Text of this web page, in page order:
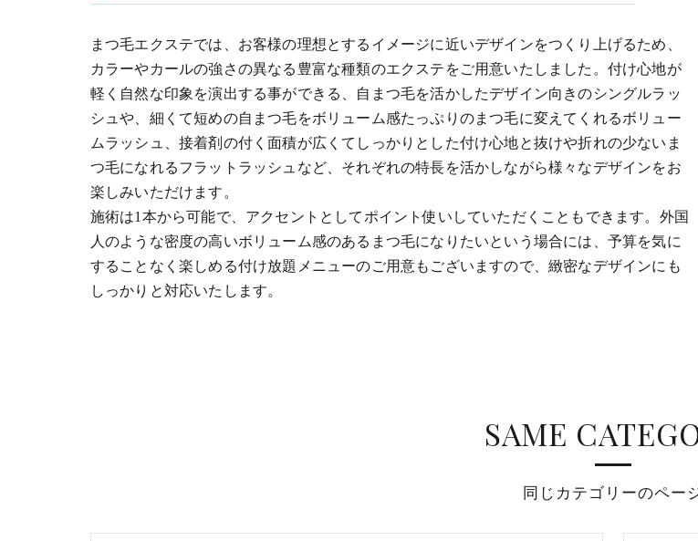
まつ毛エクステでは、お客様の理想とするイメージに近いデザインをつくり上げるため、
カラーやカールの強さの異なる豊富な種類のエクステをご用意いたしました。付け心地が
軽く自然な印象を演出する事ができる、自まつ毛を活かしたデザイン向きのシングルラッ
シュや、細くて短めの自まつ毛をボリューム感たっぷりのまつ毛に変えてくれるボリュー
ムラッシュ、接着剤の付く面積が広くてしっかりとした付け心地と抜けや折れの少ないま
つ毛になれるフラットラッシュなど、それぞれの特長を活かしながら様々なデザインをお
楽しみいただけます。
施術は1本から可能で、アクセントとしてポイント使いしていただくこともできます。外国
人のような密度の高いボリューム感のあるまつ毛になりたいという場合には、予算を気に
することなく楽しめる付け放題メニューのご用意もございますので、緻密なデザインにも
しっかりと対応いたします。
同じカテゴリーのペー
SAME